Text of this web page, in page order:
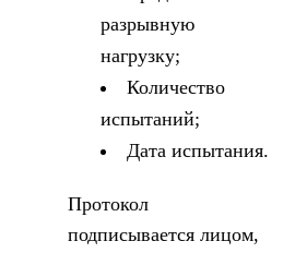
разрывную
нагрузку;
Количество
испытаний;
Дата испытания.
Протокол
подписывается лицом,